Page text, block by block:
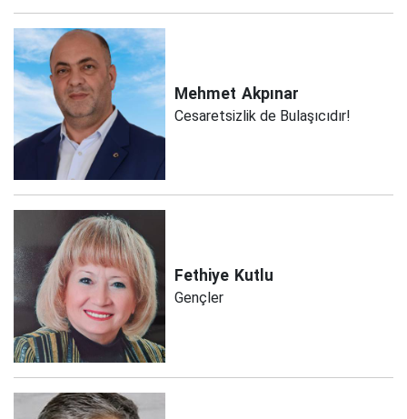
Mehmet Akpınar
Cesaretsizlik de Bulaşıcıdır!
Fethiye Kutlu
Gençler